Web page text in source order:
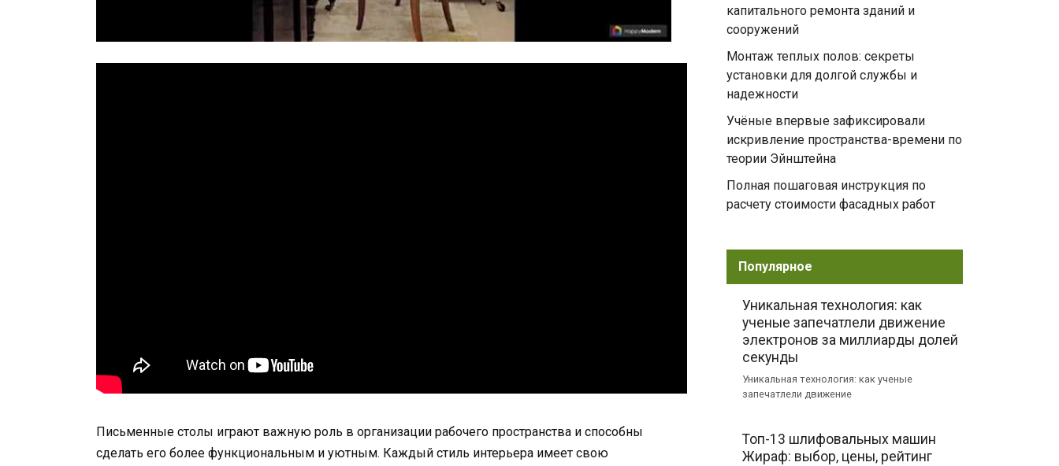
Письменные столы играют важную роль в организации рабочего пространства и способны
сделать его более функциональным и уютным. Каждый стиль интерьера имеет свою
капитального ремонта зданий и
сооружений
Монтаж теплых полов: секреты
установки для долгой службы и
надежности
Учёные впервые зафиксировали
искривление пространства-времени по
теории Эйнштейна
Полная пошаговая инструкция по
расчету стоимости фасадных работ
Популярное
Уникальная технология: как
ученые запечатлели движение
электронов за миллиарды долей
секунды
Уникальная технология: как ученые
запечатлели движение
Топ-13 шлифовальных машин
Жираф: выбор, цены, рейтинг